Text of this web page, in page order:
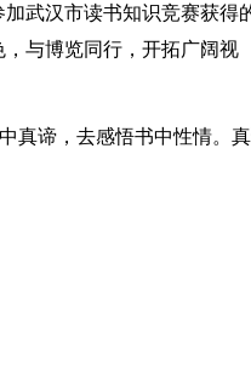
武汉市读书知识竞赛获得
与博览同行，开拓广阔视
真谛，去感悟书中性情。